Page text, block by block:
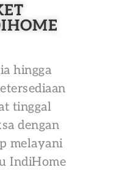
hingga
tinggal
dengan
melayani
IndiHome